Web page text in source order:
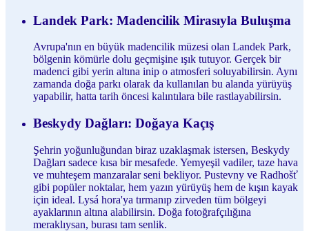
Landek Park: Madencilik Mirasıyla Buluşma
Avrupa'nın en büyük madencilik müzesi olan Landek Park,
bölgenin kömürle dolu geçmişine ışık tutuyor. Gerçek bir
madenci gibi yerin altına inip o atmosferi soluyabilirsin. Aynı
zamanda doğa parkı olarak da kullanılan bu alanda yürüyüş
yapabilir, hatta tarih öncesi kalıntılara bile rastlayabilirsin.
Beskydy Dağları: Doğaya Kaçış
Şehrin yoğunluğundan biraz uzaklaşmak istersen, Beskydy
Dağları sadece kısa bir mesafede. Yemyeşil vadiler, taze hava
ve muhteşem manzaralar seni bekliyor. Pustevny ve Radhošť
gibi popüler noktalar, hem yazın yürüyüş hem de kışın kayak
için ideal. Lysá hora'ya tırmanıp zirveden tüm bölgeyi
ayaklarının altına alabilirsin. Doğa fotoğrafçılığına
meraklıysan, burası tam senlik.